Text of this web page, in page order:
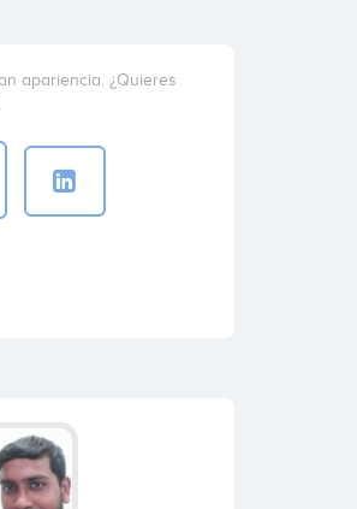
apariencia. ¿Quieres